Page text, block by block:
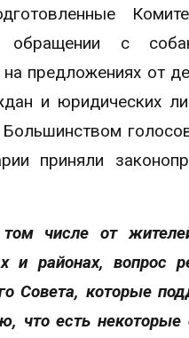
обращении с
предложениях от
и юридических
приняли
числе от
и районах, вопрос
Совета, которые
что есть некоторые